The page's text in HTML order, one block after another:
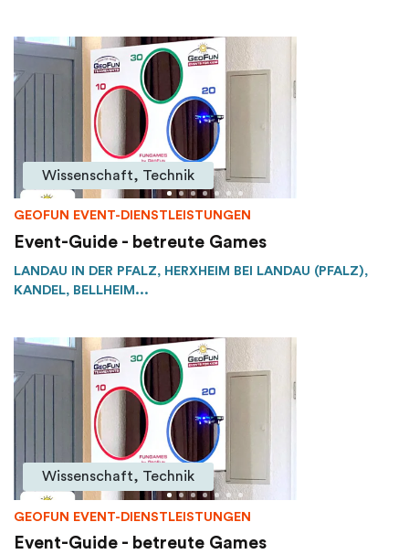
Wissenschaft, Technik
GEOFUN EVENT-DIENSTLEISTUNGEN
Event-Guide - betreute Games
LANDAU IN DER PFALZ, HERXHEIM BEI LANDAU (PFALZ),
KANDEL, BELLHEIM...
Wissenschaft, Technik
GEOFUN EVENT-DIENSTLEISTUNGEN
Event-Guide - betreute Games